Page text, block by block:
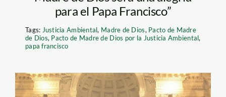
para el Papa Francisco”
Tags: Justicia Ambiental, Madre de Dios, Pacto de Madre
de Dios, Pacto de Madre de Dios por la Justicia Ambiental,
papa francisco